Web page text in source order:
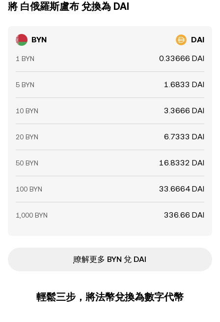
將 白俄羅斯盧布 兌換為 DAI
BYN DAI
1 BYN 0.33666 DAI
5 BYN 1.6833 DAI
10 BYN 3.3666 DAI
20 BYN 6.7333 DAI
50 BYN 16.8332 DAI
100 BYN 33.6664 DAI
1,000 BYN 336.66 DAI
ִִִִִִִִִִִִִִִִִִִִִִִִִִִִִִִִִִִִִִִִִִִִִִִ瞭解更多 BYN 兌 DAI
輕鬆三步，將法幣兌換為數字代幣